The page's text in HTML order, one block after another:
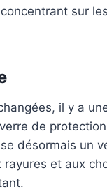
sur
il y a
de protection
désormais un
et aux